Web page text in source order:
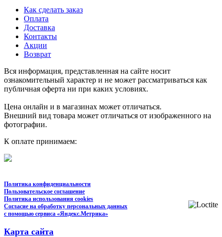
Как сделать заказ
Оплата
Доставка
Контакты
Акции
Возврат
Вся информация, представленная на сайте носит
ознакомительный характер и не может рассматриваться как
публичная оферта ни при каких условиях.
Цена онлайн и в магазинах может отличаться.
Внешний вид товара может отличаться от изображенного на
фотографии.
К оплате принимаем:
Политика конфиденциальности
Пользовательское соглашение
Политика использования cookies
Согласие на обработку персональных данных
с помощью сервиса «Яндекс.Метрика»
Карта сайта